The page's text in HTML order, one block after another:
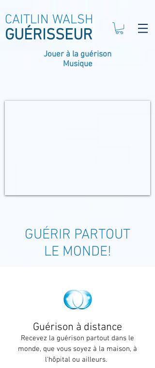
CAITLIN WALSH
GUÉRISSEUR
Jouer à la guérison
Musique
GUÉRIR PARTOUT
LE MONDE!
Guérison à distance
Recevez la guérison partout dans le
monde, que vous soyez à la maison, à
l'hôpital ou ailleurs.